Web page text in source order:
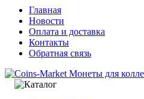
Главная
Новости
Оплата и доставка
Контакты
Обратная связь